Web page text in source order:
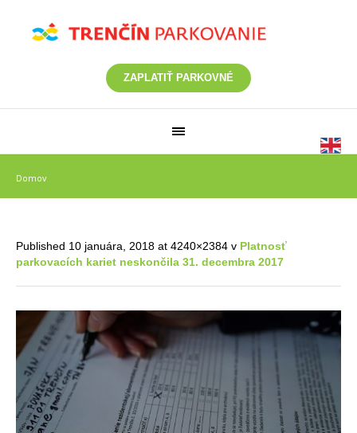
ZAPLATIŤ PARKOVNÉ
Domov
Published 10 januára, 2018 at 4240×2384 v Platnosť
parkovacích kariet neskončila 31. decembra 2017